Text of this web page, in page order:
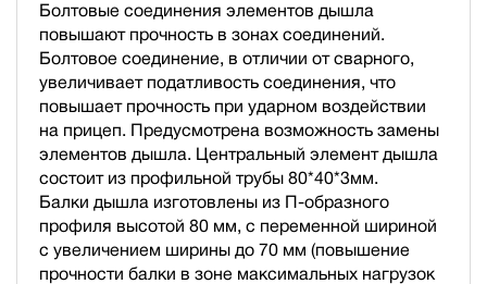
Болтовые соединения элементов дышла
повышают прочность в зонах соединений.
Болтовое соединение, в отличии от сварного,
увеличивает податливость соединения, что
повышает прочность при ударном воздействии
на прицеп. Предусмотрена возможность замены
элементов дышла. Центральный элемент дышла
состоит из профильной трубы 80*40*3мм.
Балки дышла изготовлены из П-образного
профиля высотой 80 мм, с переменной шириной
с увеличением ширины до 70 мм (повышение
прочности балки в зоне максимальных нагрузок